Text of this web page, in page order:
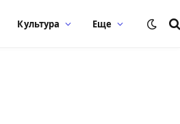
Культура Еще